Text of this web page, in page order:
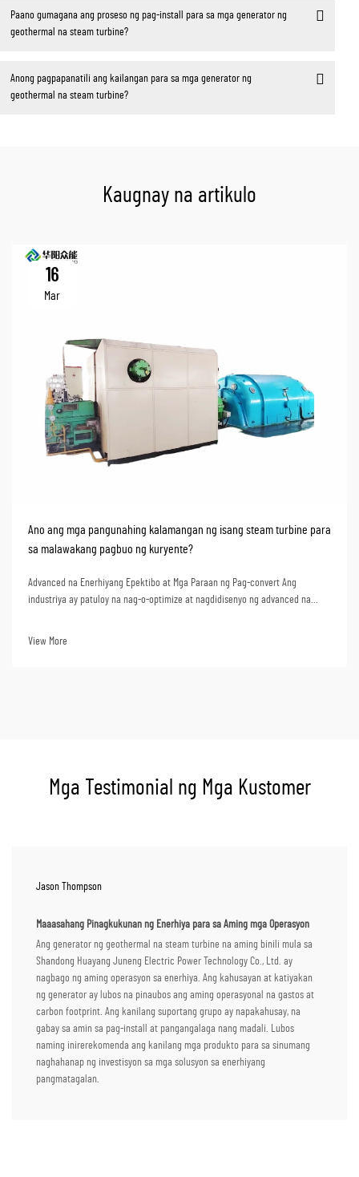
Paano gumagana ang proseso ng pag-install para sa mga generator ng
geothermal na steam turbine?
Anong pagpapanatili ang kailangan para sa mga generator ng
geothermal na steam turbine?
Kaugnay na artikulo
16
Mar
Ano ang mga pangunahing kalamangan ng isang steam turbine para
sa malawakang pagbuo ng kuryente?
Advanced na Enerhiyang Epektibo at Mga Paraan ng Pag-convert Ang
industriya ay patuloy na nag-o-optimize at nagdidisenyo ng advanced na
View More
Mga Testimonial ng Mga Kustomer
Jason Thompson
Maaasahang Pinagkukunan ng Enerhiya para sa Aming mga Operasyon
Ang generator ng geothermal na steam turbine na aming binili mula sa
Shandong Huayang Juneng Electric Power Technology Co., Ltd. ay
nagbago ng aming operasyon sa enerhiya. Ang kahusayan at katiyakan
ng generator ay lubos na pinaubos ang aming operasyonal na gastos at
carbon footprint. Ang kanilang suportang grupo ay napakahusay, na
gabay sa amin sa pag-install at pangangalaga nang madali. Lubos
naming inirerekomenda ang kanilang mga produkto para sa sinumang
naghahanap ng investisyon sa mga solusyon sa enerhiyang
pangmatagalan.